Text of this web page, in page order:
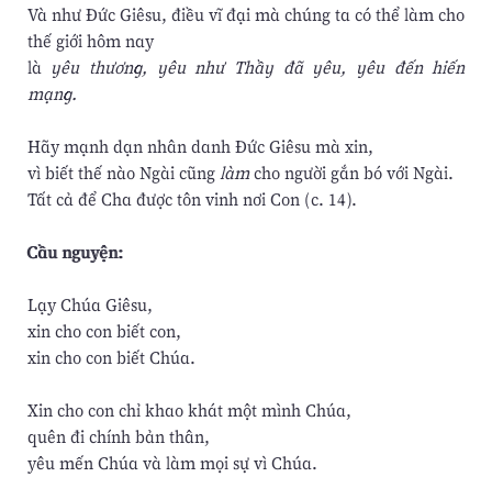
Và như Đức Giêsu, điều vĩ đại mà chúng ta có thể làm cho
thế giới hôm nay
là yêu thương, yêu như Thầy đã yêu, yêu đến hiến
mạng.
Hãy mạnh dạn nhân danh Đức Giêsu mà xin,
vì biết thế nào Ngài cũnglàmcho người gắn bó với Ngài.
Tất cả để Cha được tôn vinh nơi Con (c. 14).
Cầu nguyện:
Lạy Chúa Giêsu,
xin cho con biết con,
xin cho con biết Chúa.
Xin cho con chỉ khao khát một mình Chúa,
quên đi chính bản thân,
yêu mến Chúa và làm mọi sự vì Chúa.